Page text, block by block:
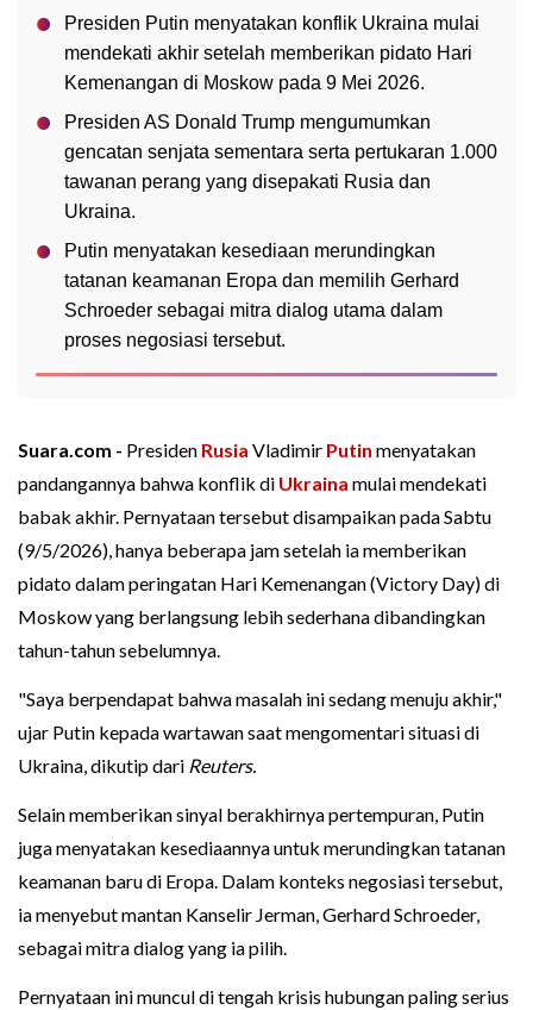
Presiden Putin menyatakan konflik Ukraina mulai
mendekati akhir setelah memberikan pidato Hari
Kemenangan di Moskow pada 9 Mei 2026.
Presiden AS Donald Trump mengumumkan
gencatan senjata sementara serta pertukaran 1.000
tawanan perang yang disepakati Rusia dan
Ukraina.
Putin menyatakan kesediaan merundingkan
tatanan keamanan Eropa dan memilih Gerhard
Schroeder sebagai mitra dialog utama dalam
proses negosiasi tersebut.
Suara.com - Presiden Rusia Vladimir Putin menyatakan
pandangannya bahwa konflik di Ukraina mulai mendekati
babak akhir. Pernyataan tersebut disampaikan pada Sabtu
(9/5/2026), hanya beberapa jam setelah ia memberikan
pidato dalam peringatan Hari Kemenangan (Victory Day) di
Moskow yang berlangsung lebih sederhana dibandingkan
tahun-tahun sebelumnya.
"Saya berpendapat bahwa masalah ini sedang menuju akhir,"
ujar Putin kepada wartawan saat mengomentari situasi di
Ukraina, dikutip dari Reuters.
Selain memberikan sinyal berakhirnya pertempuran, Putin
juga menyatakan kesediaannya untuk merundingkan tatanan
keamanan baru di Eropa. Dalam konteks negosiasi tersebut,
ia menyebut mantan Kanselir Jerman, Gerhard Schroeder,
sebagai mitra dialog yang ia pilih.
Pernyataan ini muncul di tengah krisis hubungan paling serius